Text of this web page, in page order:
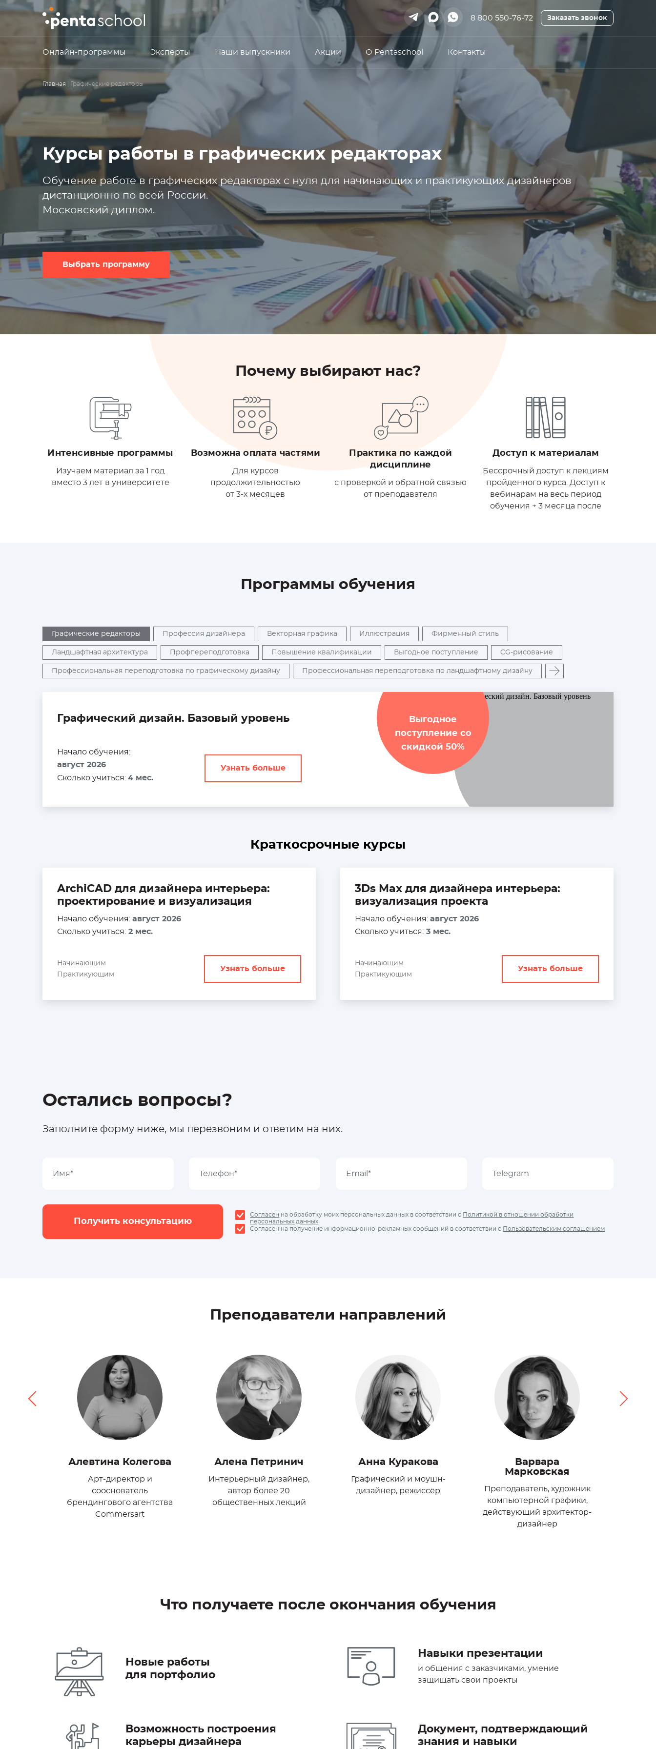
8 800 550-76-72 Заказать звонок
Онлайн-программы Эксперты Наши выпускники Акции О Pentaschool Контакты
Главная | Графические редакторы
Курсы работы в графических редакторах
Обучение работе в графических редакторах с нуля для начинающих и практикующих дизайнеров
дистанционно по всей России.
Московский диплом.
Выбрать программу
Почему выбирают нас?
Интенсивные программы
Изучаем материал за 1 год
вместо 3 лет в университете
Возможна оплата частями
Для курсов
продолжительностью
от 3-х месяцев
Практика по каждой
дисциплине
с проверкой и обратной связью
от преподавателя
Доступ к материалам
Бессрочный доступ к лекциям
пройденного курса. Доступ к
вебинарам на весь период
обучения + 3 месяца после
Программы обучения
Графические редакторы Профессия дизайнера Векторная графика Иллюстрация Фирменный стиль
Ландшафтная архитектура Профпереподготовка Повышение квалификации Выгодное поступление CG-рисование
Профессиональная переподготовка по графическому дизайну Профессиональная переподготовка по ландшафтному дизайну
Графический дизайн. Базовый уровень
Начало обучения:
август 2026
Сколько учиться: 4 мес.
Узнать больше
НачинающимВыгодное
поступление со
скидкой 50%
Краткосрочные курсы
ArchiCAD для дизайнера интерьера:
проектирование и визуализация
Начало обучения: август 2026
Сколько учиться: 2 мес.
Начинающим
Практикующим
Узнать больше
3Ds Max для дизайнера интерьера:
визуализация проекта
Начало обучения: август 2026
Сколько учиться: 3 мес.
Начинающим
Практикующим
Узнать больше
Остались вопросы?
Заполните форму ниже, мы перезвоним и ответим на них.
Получить консультацию
Согласен на обработку моих персональных данных в соответствии с Политикой в отношении обработки
персональных данных
Согласен на получение информационно-рекламных сообщений в соответствии с Пользовательским соглашением
Преподаватели направлений
Алевтина Колегова
Арт-директор и
сооснователь
брендингового агентства
Commersart
Алена Петринич
Интерьерный дизайнер,
автор более 20
общественных лекций
Анна Куракова
Графический и моушн-
дизайнер, режиссёр
Варвара
Марковская
Преподаватель, художник
компьютерной графики,
действующий архитектор-
дизайнер
Что получаете после окончания обучения
Новые работы
для портфолио
Навыки презентации
и общения с заказчиками, умение
защищать свои проекты
Возможность построения
карьеры дизайнера
Документ, подтверждающий
знания и навыки